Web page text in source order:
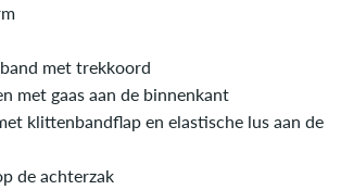
met trekkoord
met gaas aan de binnenkant
klittenbandflap en elastische lus aan de
de achterzak